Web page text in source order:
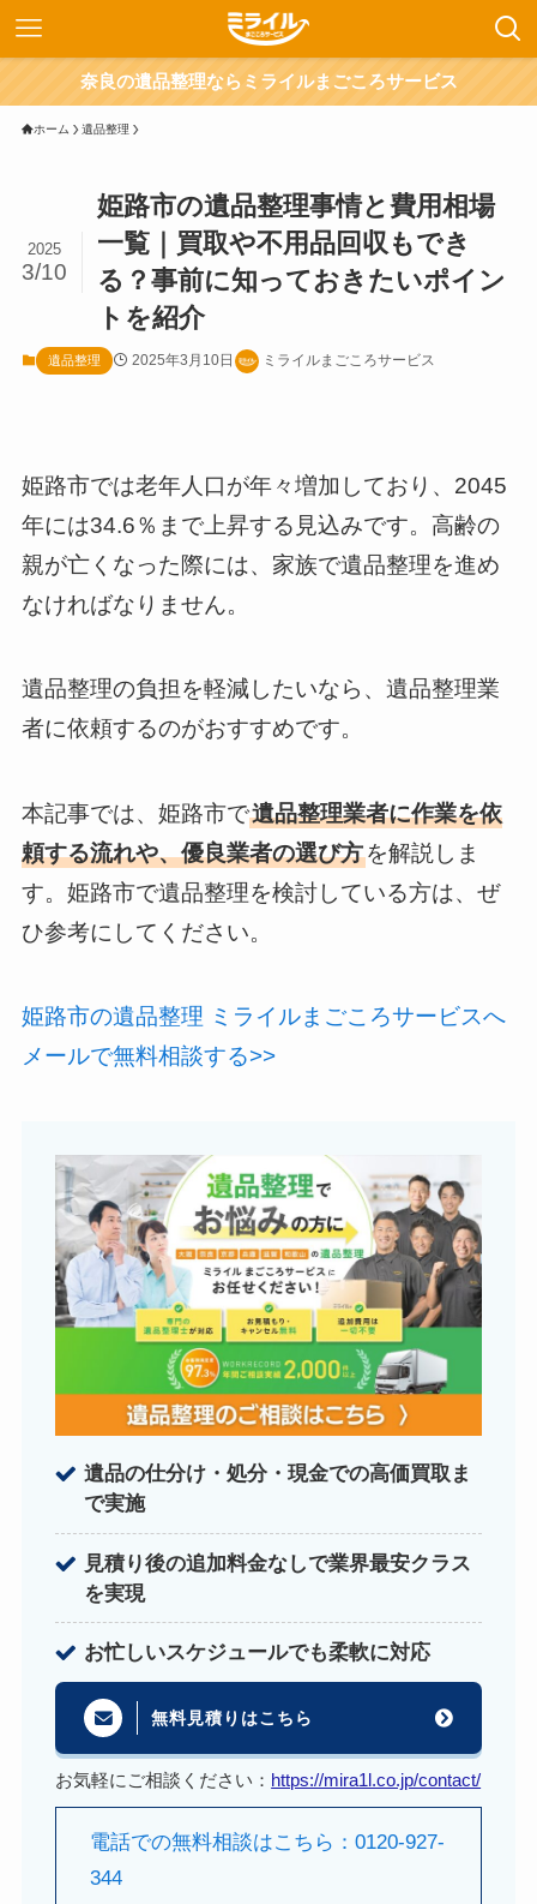
奈良の遺品整理ならミライルまごころサービス
ホーム 遺品整理
姫路市の遺品整理事情と費用相場
一覧｜買取や不用品回収もでき
る？事前に知っておきたいポイン
トを紹介
2025
3/10
遺品整理 2025年3月10日 ミライルまごころサービス
姫路市では老年人口が年々増加しており、2045
年には34.6％まで上昇する見込みです。高齢の
親が亡くなった際には、家族で遺品整理を進め
なければなりません。
遺品整理の負担を軽減したいなら、遺品整理業
者に依頼するのがおすすめです。
本記事では、姫路市で遺品整理業者に作業を依
頼する流れや、優良業者の選び方を解説しま
す。姫路市で遺品整理を検討している方は、ぜ
ひ参考にしてください。
姫路市の遺品整理 ミライルまごころサービスへ
メールで無料相談する>>
遺品の仕分け・処分・現金での高価買取ま
で実施
見積り後の追加料金なしで業界最安クラス
を実現
お忙しいスケジュールでも柔軟に対応
無料見積りはこちら
お気軽にご相談ください： https://mira1l.co.jp/contact/
電話での無料相談はこちら：0120-927-
344